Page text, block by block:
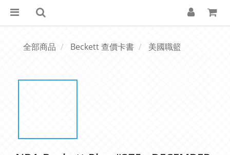
全部商品 Beckett 查價卡書 美國職籃